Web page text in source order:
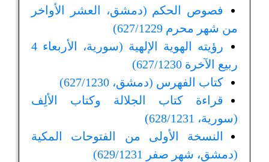
فصوص الحكم (دمشق، العشر الأواخر
من شهر محرم 627/1229)
رؤيته الهوية الإلهية (سورية، الأربعاء 4
ربيع الآخرة 627/1230)
كتاب الفهرس (دمشق، 627/1230)
قراءة كتاب الجلالة وكتاب الألِف
(سورية، 628/1231)
النسخة الأولى من الفتوحات المكية
(دمشق، شهر صفر 629/1231)